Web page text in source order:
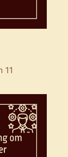
11